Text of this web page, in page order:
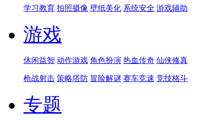
学习教育 拍照摄像 壁纸美化 系统安全 游戏辅助
游戏
休闲益智 动作游戏 角色扮演 热血传奇 仙侠修真
枪战射击 策略塔防 冒险解谜 赛车竞速 竞技格斗
专题